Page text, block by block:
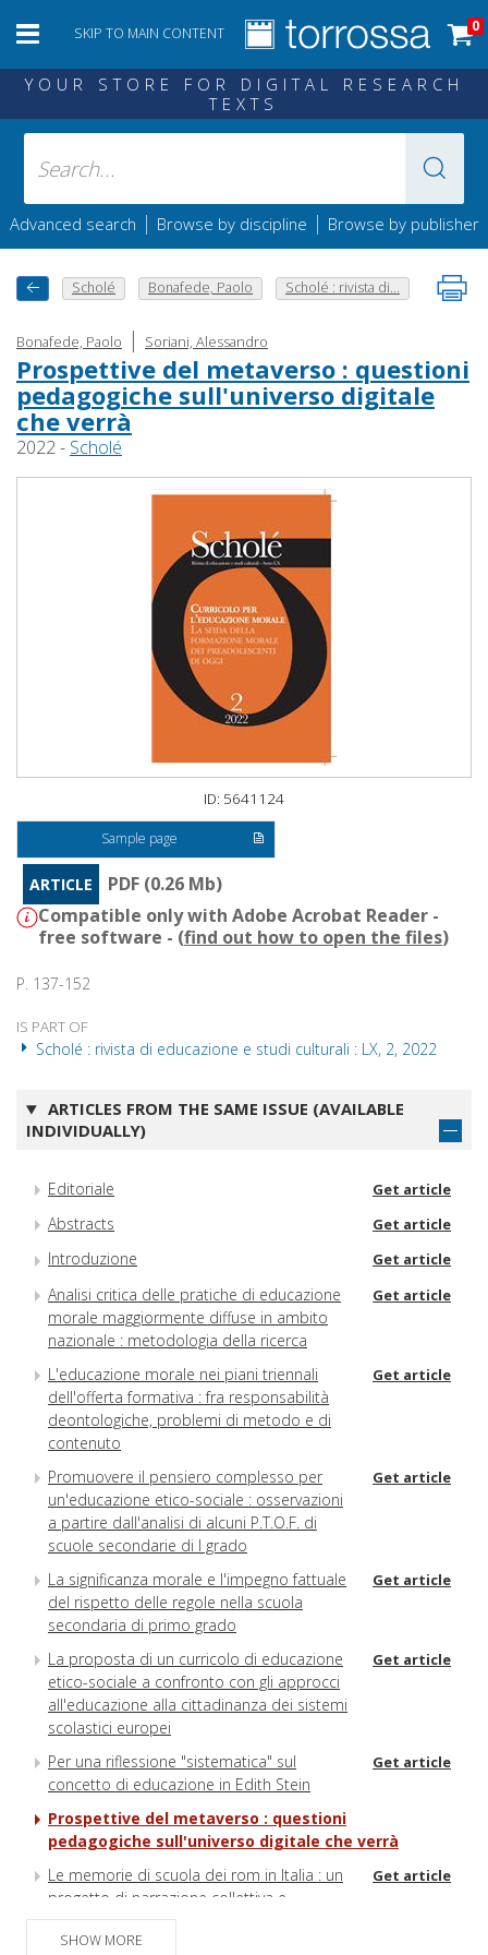
SKIP TO MAIN CONTENT 0
YOUR STORE FOR DIGITAL RESEARCH
TEXTS
Advanced search | Browse by discipline | Browse by publisher
Scholé Bonafede, Paolo Scholé : rivista di...
Bonafede, Paolo | Soriani, Alessandro
Prospettive del metaverso : questioni
pedagogiche sull'universo digitale
che verrà
2022 - Scholé
ID: 5641124
Sample page
ARTICLE
PDF (0.26 Mb)
Compatible only with Adobe Acrobat Reader -
free software - (find out how to open the files)
P. 137-152
IS PART OF
Scholé : rivista di educazione e studi culturali : LX, 2, 2022
ARTICLES FROM THE SAME ISSUE (AVAILABLE
INDIVIDUALLY)
Editoriale Get article
Abstracts Get article
Introduzione Get article
Analisi critica delle pratiche di educazione
morale maggiormente diffuse in ambito
nazionale : metodologia della ricerca
Get article
L'educazione morale nei piani triennali
dell'offerta formativa : fra responsabilità
deontologiche, problemi di metodo e di
contenuto
Get article
Promuovere il pensiero complesso per
un'educazione etico-sociale : osservazioni
a partire dall'analisi di alcuni P.T.O.F. di
scuole secondarie di I grado
Get article
La significanza morale e l'impegno fattuale
del rispetto delle regole nella scuola
secondaria di primo grado
Get article
La proposta di un curricolo di educazione
etico-sociale a confronto con gli approcci
all'educazione alla cittadinanza dei sistemi
scolastici europei
Get article
Per una riflessione "sistematica" sul
concetto di educazione in Edith Stein
Get article
Prospettive del metaverso : questioni
pedagogiche sull'universo digitale che verrà
Le memorie di scuola dei rom in Italia : un
progetto di narrazione collettiva e
pubblica
Get article
SHOW MORE